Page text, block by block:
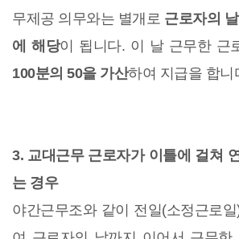
무제공 의무와는 별개로 근로자의
에 해당이 됩니다. 이 날 근무한 근
100분의 50을 가산하여 지급을 합니
3. 교대근무 근로자가 이틀에 걸쳐
는 경우
야간근무조와 같이 전일(소정근로